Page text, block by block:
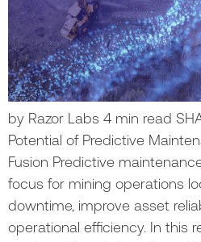
by Razor Labs 4 min read
Potential of Predictive
Fusion Predictive
focus for mining operations
downtime, improve asset
operational efficiency. In this